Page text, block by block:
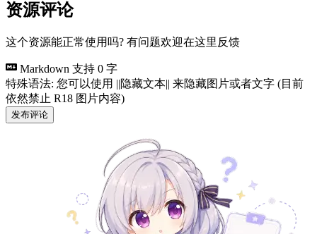
资源评论
这个资源能正常使用吗? 有问题欢迎在这里反馈
Markdown 支持 0 字
特殊语法: 您可以使用 ||隐藏文本|| 来隐藏图片或者文字 (目前
依然禁止 R18 图片内容)
发布评论